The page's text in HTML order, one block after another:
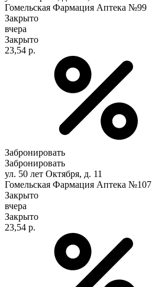
Гомельская Фармация Аптека №99
Закрыто
вчера
Закрыто
23,54 р.
Забронировать
Забронировать
ул. 50 лет Октября, д. 11
Гомельская Фармация Аптека №107
Закрыто
вчера
Закрыто
23,54 р.